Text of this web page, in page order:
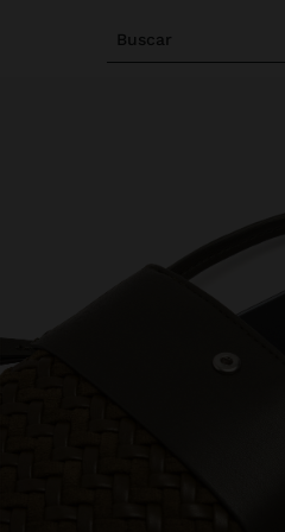
Buscar